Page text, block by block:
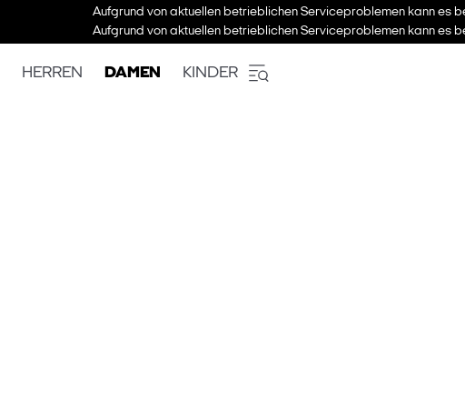
Aufgrund von aktuellen betrieblichen Serviceproblemen kann es
Aufgrund von aktuellen betrieblichen Serviceproblemen kann es
HERREN DAMEN KINDER